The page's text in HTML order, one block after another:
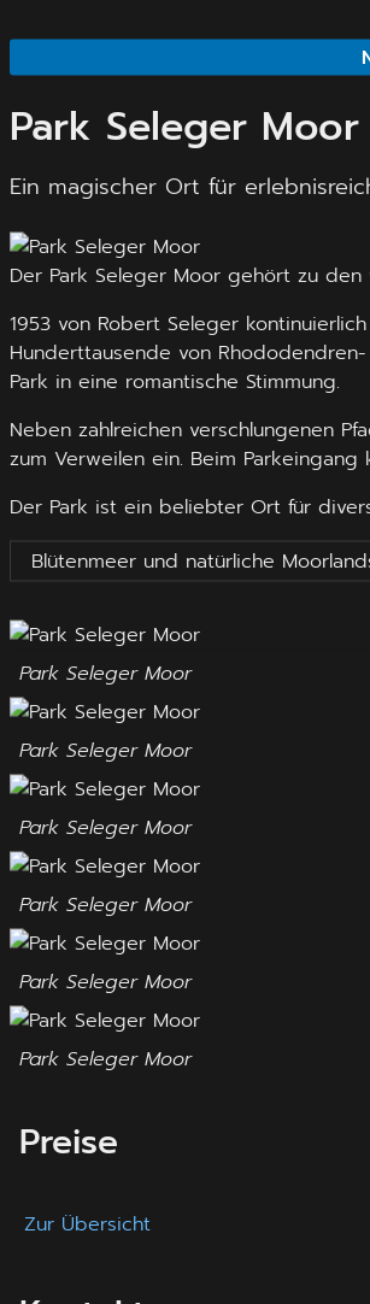
Park Seleger Moor
Ein magischer Ort für
Der Park Seleger Moor gehört zu
1953 von Robert Seleger
Hunderttausende von
Park in eine romantische Stimmung.
Neben zahlreichen verschlungenen
zum Verweilen ein. Beim
Der Park ist ein beliebter Ort für
Blütenmeer und natürliche
Park Seleger Moor
Park Seleger Moor
Park Seleger Moor
Park Seleger Moor
Park Seleger Moor
Park Seleger Moor
Preise
Zur Übersicht